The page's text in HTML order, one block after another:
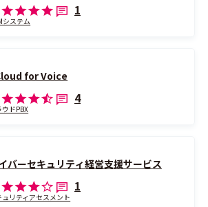
1
システム
for Voice
4
ウドPBX
バーセキュリティ経営支援サービス
1
ュリティアセスメント